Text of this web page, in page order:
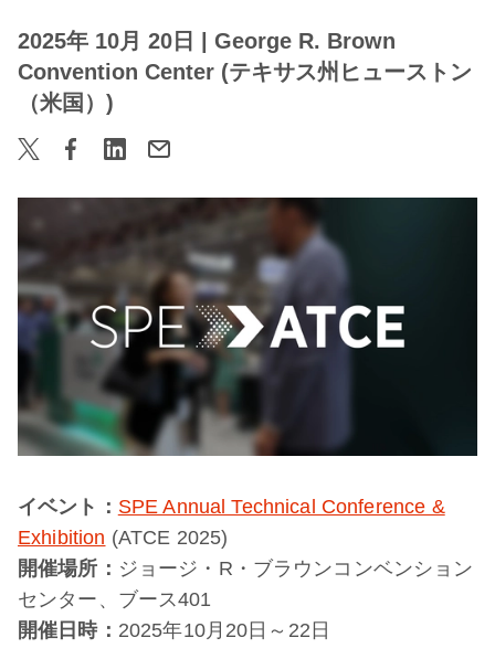
2025年 10月 20日
| George R. Brown
Convention Center (テキサス州ヒューストン
（米国）)
イベント： SPE Annual Technical Conference &
Exhibition (ATCE 2025)
開催場所： ジョージ・R・ブラウンコンベンション
センター、ブース401
開催日時： 2025年10月20日～22日